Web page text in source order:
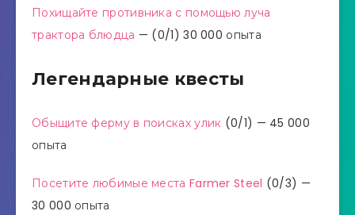
Похищайте противника с помощью луча
трактора блюдца — (0/1) 30 000 опыта
Легендарные квесты
Обыщите ферму в поисках улик (0/1) — 45 000
опыта
Посетите любимые места Farmer Steel (0/3) —
30 000 опыта